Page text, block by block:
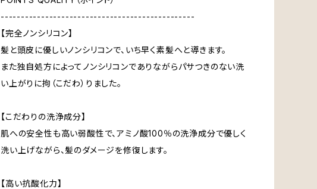
------------------------------------------------
【完全ノンシリコン】
髪と頭皮に優しいノンシリコンで、いち早く素髪へと導きます。
また独自処方によってノンシリコンでありながらパサつきのない洗
い上がりに拘（こだわ）りました。
【こだわりの洗浄成分】
肌への安全性も高い弱酸性で、アミノ酸100％の洗浄成分で優しく
洗い上げながら、髪のダメージを修復します。
【高い抗酸化力】